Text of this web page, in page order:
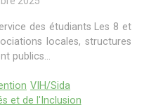
des étudiants Les 8 et
locales, structures
publics...
VIH/Sida
et de l'Inclusion